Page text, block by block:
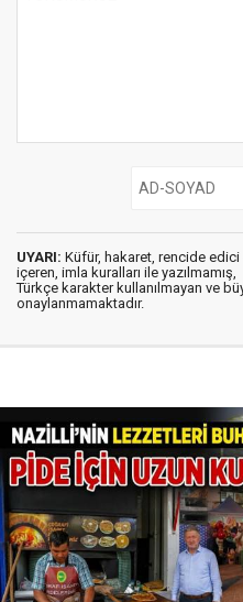
UYARI: Küfür, hakaret, rencide edici
içeren, imla kuralları ile yazılmamış,
Türkçe karakter kullanılmayan ve
onaylanmamaktadır.